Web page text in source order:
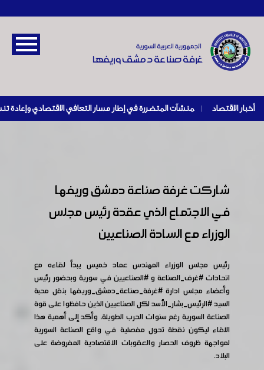
أخبار الاقتصاد |
شاركت غرفة صناعة دمشق وريفها
في الاجتماع الذي عقدة رئيس مجلس
الوزراء مع السادة الصناعيين
رئيس مجلس الوزراء المهندس عماد خميس يبدأ لقاءه مع
اتحادات#غرف_الصناعة و#الصناعيين في سورية وبحضور رئيس
وأعضاء مجلس ادارة#غرفة_صناعة_دمشق_وريفها بنقل محبة
السيد#الرئيس_بشار_الأسدلكل الصناعيين الذين حافظوا على قوة
الصناعة السورية رغم سنوات الحرب الطويلة، وأكد إلى أهمية هذا
اللقاء ليكون نقطة تحول مفصلية في واقع الصناعة السورية
لمواجهة ظروف الحصار والعقوبات الاقتصادية المفروضة على
البلاد.